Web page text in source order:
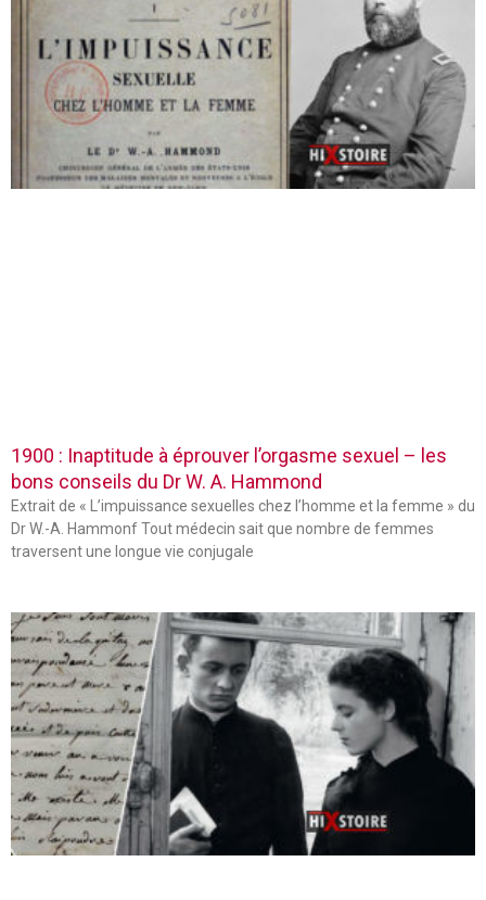
1900 : Inaptitude à éprouver l’orgasme sexuel – les
bons conseils du Dr W. A. Hammond
Extrait de « L’impuissance sexuelles chez l’homme et la femme » du
Dr W.-A. Hammonf Tout médecin sait que nombre de femmes
traversent une longue vie conjugale